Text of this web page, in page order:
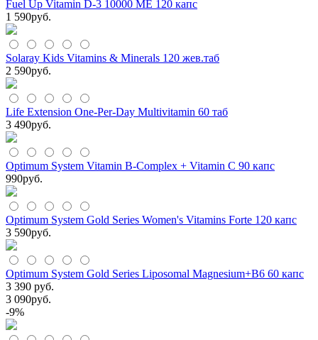
Fuel Up Vitamin D-3 10000 МЕ 120 капс
1 590руб.
Solaray Kids Vitamins & Minerals 120 жев.таб
2 590руб.
Life Extension One-Per-Day Multivitamin 60 таб
3 490руб.
Optimum System Vitamin B-Complex + Vitamin C 90 капс
990руб.
Optimum System Gold Series Women's Vitamins Forte 120 капс
3 590руб.
Optimum System Gold Series Liposomal Magnesium+B6 60 капс
3 390 руб.
3 090руб.
-9%